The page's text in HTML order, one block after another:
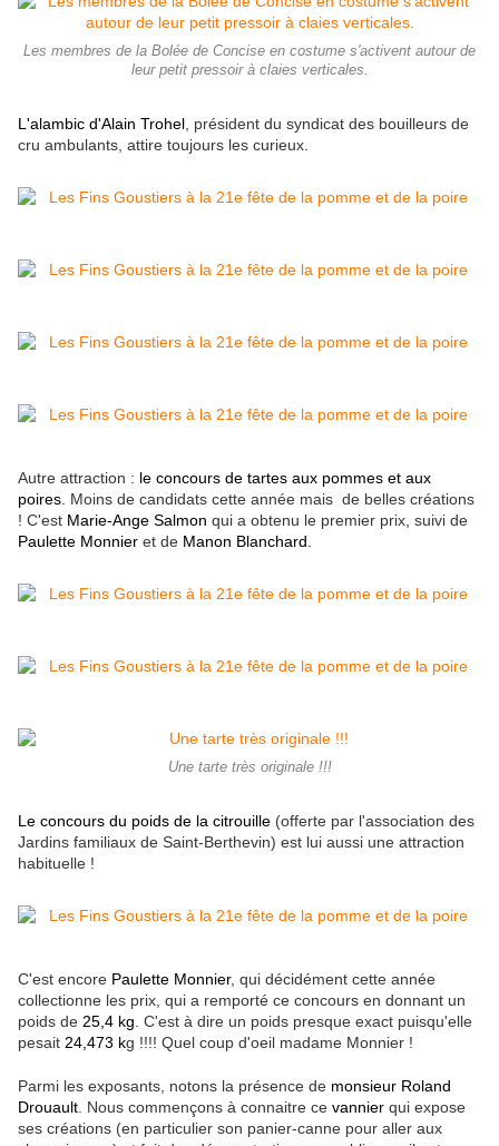
Les membres de la Bolée de Concise en costume s'activent autour de
leur petit pressoir à claies verticales.
L'alambic d'Alain Trohel , président du syndicat des bouilleurs de
cru ambulants, attire toujours les curieux.
Autre attraction : le concours de tartes aux pommes et aux
poires . Moins de candidats cette année mais de belles créations
! C'est Marie-Ange Salmon qui a obtenu le premier prix, suivi de
Paulette Monnier et de Manon Blanchard
Une tarte très originale !!!
Le concours du poids de la citrouille (offerte par l'association des
Jardins familiaux de Saint-Berthevin) est lui aussi une attraction
habituelle !
C'est encore Paulette Monnier, qui décidément cette année
collectionne les prix, qui a remporté ce concours en donnant un
poids de 25,4 kg . C'est à dire un poids presque exact puisqu'elle
pesait 24,473 kg !!!! Quel coup d'oeil madame Monnier !
Parmi les exposants, notons la présence de monsieur Roland
Drouault . Nous commençons à connaitre ce vannier qui expose
ses créations (en particulier son panier-canne pour aller aux